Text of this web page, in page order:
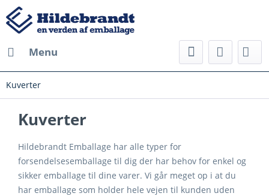
Menu
Kuverter
Kuverter
Hildebrandt Emballage har alle typer for
forsendelsesemballage til dig der har behov for enkel og
sikker emballage til dine varer. Vi går meget op i at du
har emballage som holder hele vejen til kunden uden